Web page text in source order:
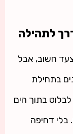
לתהילה
חשוב, אבל
בתחילת
בתוך הים
בלי דחיפה